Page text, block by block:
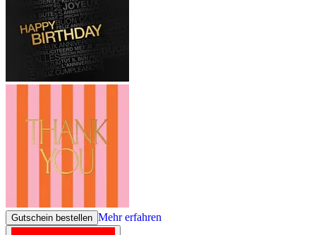
Gutschein bestellen Mehr erfahren